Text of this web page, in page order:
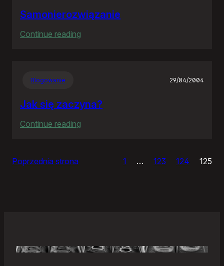
Samonierozwiązanie
Continue reading
Blogowanie 29/04/2004
Jak się zaczyna?
Continue reading
Poprzednia strona 1 … 123 124 125